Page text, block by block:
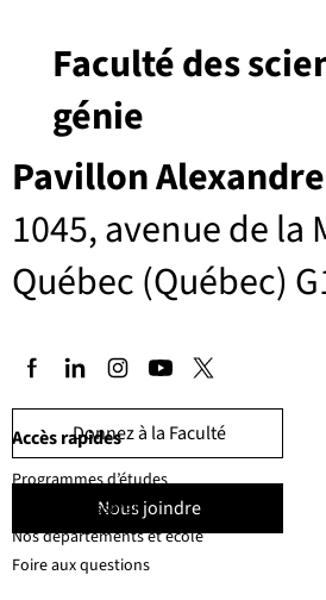
Pavillon
1045, avenue de la
Québec (Québec)
Faculté des
génie
Donnez à la Faculté
Nous joindre
Accès rapides
Programmes d’études
Corps professoral
Nos départements et école
Foire aux questions